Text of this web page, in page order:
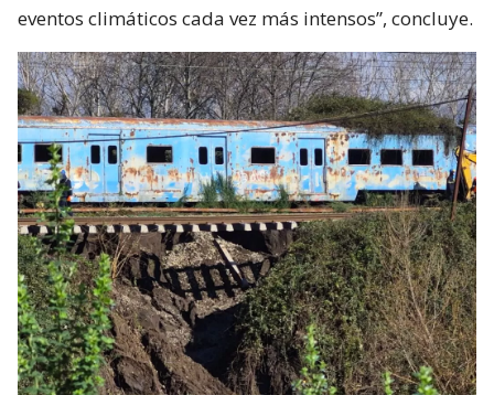
eventos climáticos cada vez más intensos”, concluye.